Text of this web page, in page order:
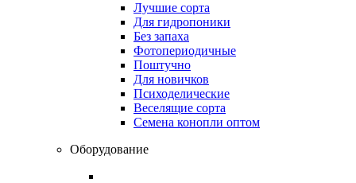
Лучшие сорта
Для гидропоники
Без запаха
Фотопериодичные
Поштучно
Для новичков
Психоделические
Веселящие сорта
Семена конопли оптом
Оборудование